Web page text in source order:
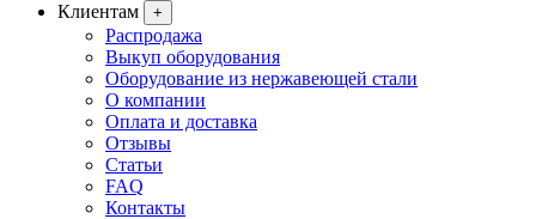
Клиентам
+
Распродажа
Выкуп оборудования
Оборудование из нержавеющей стали
О компании
Оплата и доставка
Отзывы
Статьи
FAQ
Контакты